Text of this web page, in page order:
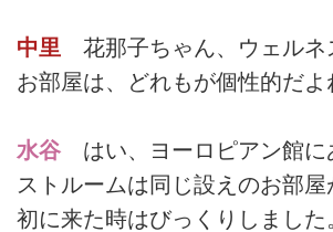
中里 花那子ちゃん、ウェルネ
お部屋は、どれもが個性的だよ
水谷 はい、ヨーロピアン館に
ストルームは同じ設えのお部
初に来た時はびっくりしました